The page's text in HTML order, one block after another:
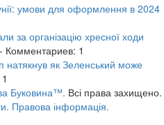
умови для оформлення в 2024
за організацію хресної ходи
- Комментариев: 1
натякнув як Зеленський може
Буковина™. Всі права захищено.
Правова інформація.